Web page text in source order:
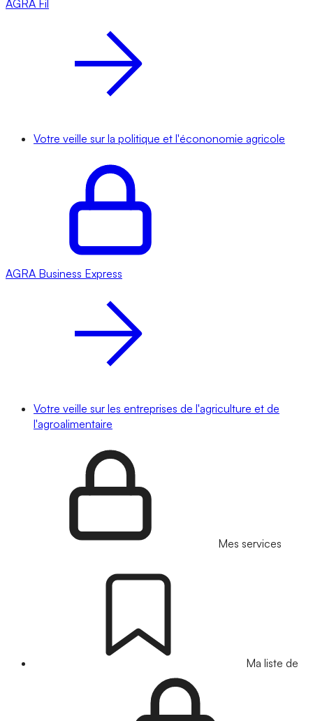
AGRA Fil
Votre veille sur la politique et l'écononomie agricole
AGRA Business Express
Votre veille sur les entreprises de l'agriculture et de
l'agroalimentaire
Mes services
Ma liste de